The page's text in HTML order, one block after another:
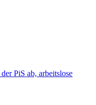
PiS ab, arbeitslose